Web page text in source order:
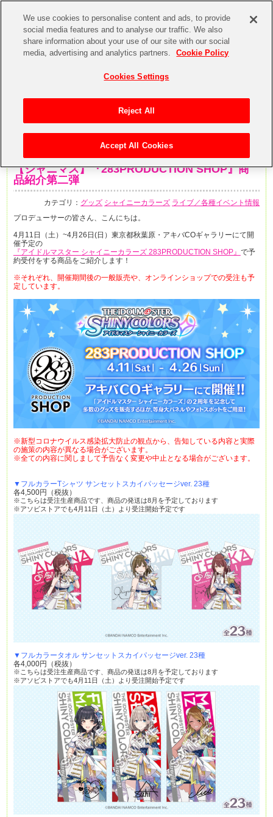
【シャニマス】『283PRODUCTION SHOP』商
品紹介第二弾
カテゴリ： グッズ シャイニーカラーズ ライブ／各種イベント情報
プロデューサーの皆さん、こんにちは。
4月11日（土）~4月26日(日）東京都秋葉原・アキバCOギャラリーにて開
催予定の
『アイドルマスター シャイニーカラーズ 283PRODUCTION SHOP』 で予
約受付をする商品をご紹介します！
※それぞれ、開催期間後の一般販売や、オンラインショップでの受注も予
定しています。
※新型コロナウイルス感染拡大防止の観点から、告知している内容と実際
の施策の内容が異なる場合がございます。
※全ての内容に関しまして予告なく変更や中止となる場合がございます。
▼フルカラーTシャツ サンセットスカイパッセージver. 23種
各4,500円（税抜）
※こちらは受注生産商品です、商品の発送は8月を予定しております
※アソビストアでも4月11日（土）より受注開始予定です
▼フルカラータオル サンセットスカイパッセージver. 23種
各4,000円（税抜）
※こちらは受注生産商品です、商品の発送は8月を予定しております
※アソビストアでも4月11日（土）より受注開始予定です
We use cookies to personalise content and ads, to provide
social media features and to analyse our traffic. We also
share information about your use of our site with our social
media, advertising and analytics partners.
Cookie Policy
Cookies Settings
Reject All
Accept All Cookies